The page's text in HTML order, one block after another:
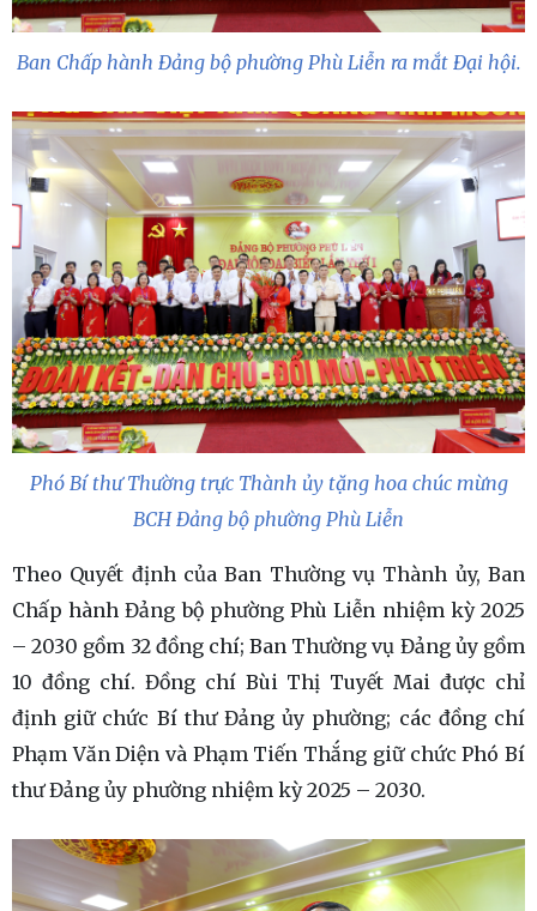
Ban Chấp hành Đảng bộ phường Phù Liễn ra mắt Đại hội.
Phó Bí thư Thường trực Thành ủy tặng hoa chúc mừng
BCH Đảng bộ phường Phù Liễn
Theo Quyết định của Ban Thường vụ Thành ủy, Ban
Chấp hành Đảng bộ phường Phù Liễn nhiệm kỳ 2025
– 2030 gồm 32 đồng chí; Ban Thường vụ Đảng ủy gồm
10 đồng chí. Đồng chí Bùi Thị Tuyết Mai được chỉ
định giữ chức Bí thư Đảng ủy phường; các đồng chí
Phạm Văn Diện và Phạm Tiến Thắng giữ chức Phó Bí
thư Đảng ủy phường nhiệm kỳ 2025 – 2030.